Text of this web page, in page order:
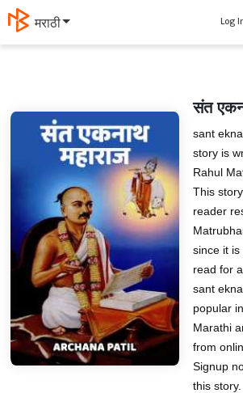
தமிழ் Log
संत
sant
story is
Rahul
This
reader
since it
read for
sant
popular
Marathi
from
Signup
this story.